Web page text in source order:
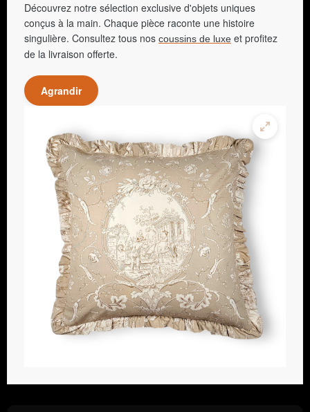
Découvrez notre sélection exclusive d'objets uniques
conçus à la main. Chaque pièce raconte une histoire
singulière. Consultez tous nos coussins de luxe et profitez
de la livraison offerte.
Agrandir